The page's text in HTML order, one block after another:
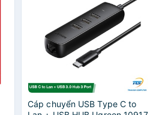
Cáp chuyển USB Type C to